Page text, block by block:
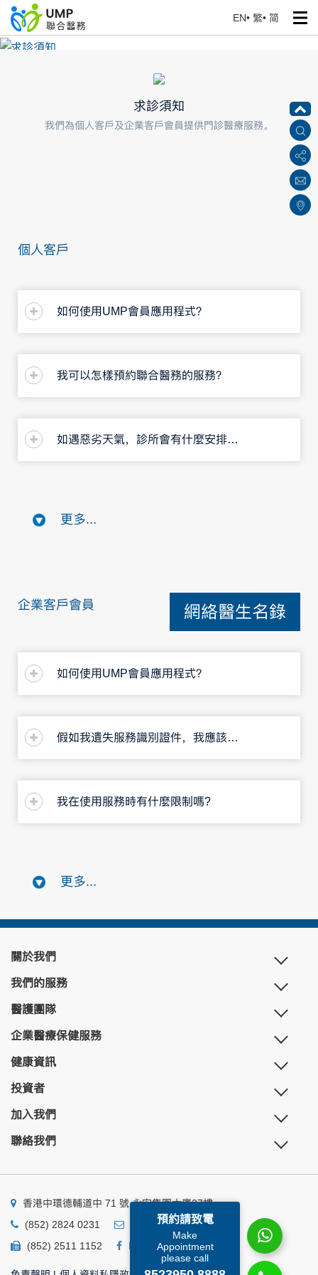
EN• 繁• 简
預約請致電
Make
Appointment
please call
求診須知
求診須知
我們為個人客戶及企業客戶會員提供門診醫療服務。
個人客戶
如何使用UMP會員應用程式？
我可以怎樣預約聯合醫務的服務？
如遇惡劣天氣，診所會有什麼安排嗎？
更多...
企業客戶會員 網絡醫生名錄
如何使用UMP會員應用程式？
假如我遺失服務識別證件，我應該怎麼做？
我在使用服務時有什麼限制嗎?
更多...
關於我們
我們的服務
醫護團隊
企業醫療保健服務
健康資訊
投資者
加入我們
聯絡我們
香港中環德輔道中 71 號 永安集團大廈27樓
(852) 2824 0231
business@ump.com.hk
(852) 2511 1152
Facebook Linkedin